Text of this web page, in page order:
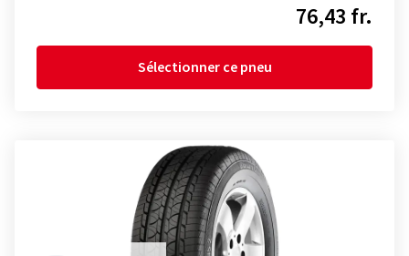
76,43 fr.
Sélectionner ce pneu